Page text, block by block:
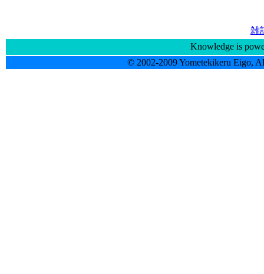
雑
Knowledge is
© 2002-2009 Yometekikeru Eigo,